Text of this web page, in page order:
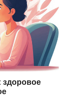
здоровое